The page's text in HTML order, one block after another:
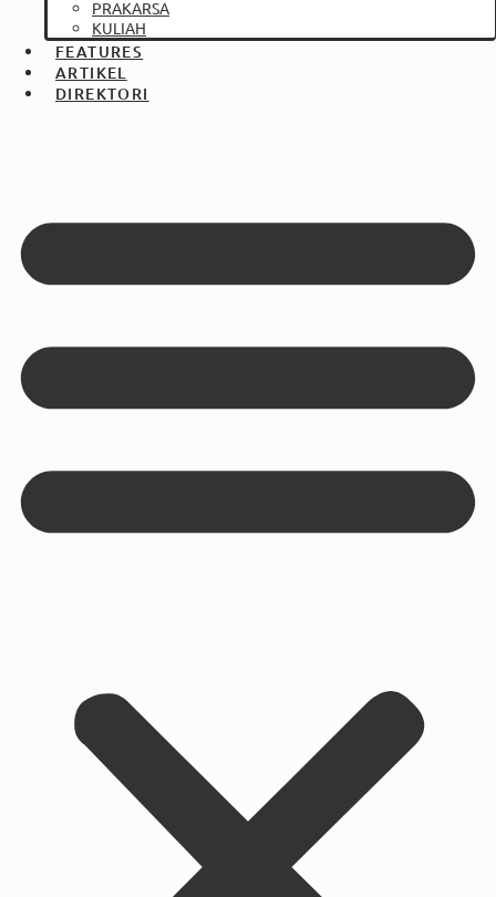
PRAKARSA
KULIAH
FEATURES
ARTIKEL
DIREKTORI